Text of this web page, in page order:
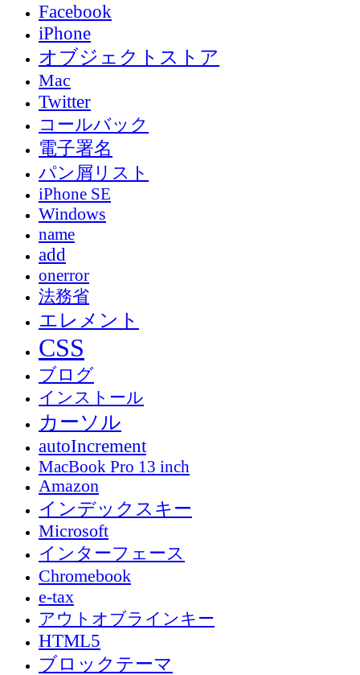
Facebook
iPhone
オブジェクトストア
Mac
Twitter
コールバック
電子署名
パン屑リスト
iPhone SE
Windows
name
add
onerror
法務省
エレメント
CSS
ブログ
インストール
カーソル
autoIncrement
MacBook Pro 13 inch
Amazon
インデックスキー
Microsoft
インターフェース
Chromebook
e-tax
アウトオブラインキー
HTML5
ブロックテーマ